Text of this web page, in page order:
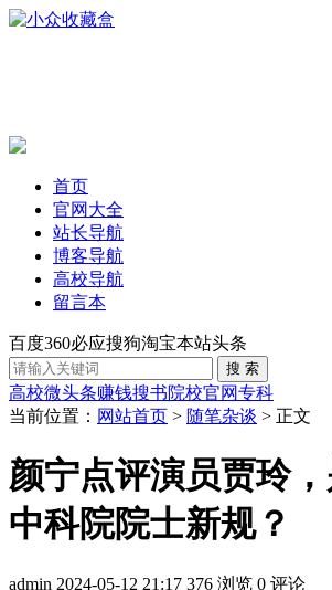
首页
官网大全
站长导航
博客导航
高校导航
留言本
百度360必应搜狗淘宝本站头条
高校微头条赚钱搜书院校官网专科
当前位置： 网站首页 > 随笔杂谈 > 正文
颜宁点评演员贾玲
中科院院士新规？
admin 2024-05-12 21:17 376 浏览 0 评论